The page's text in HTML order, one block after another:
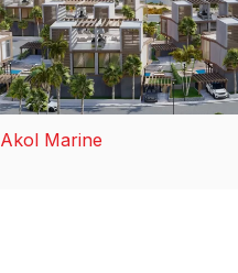
Akol Marine